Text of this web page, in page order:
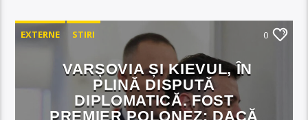
EXTERNE STIRI 0
VARȘOVIA ȘI KIEVUL, ÎN
PLINĂ DISPUTĂ
DIPLOMATICĂ. FOST
PREMIER POLONEZ: DACĂ